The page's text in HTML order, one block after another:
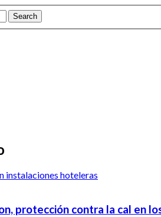
protección contra la cal en